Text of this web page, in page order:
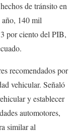
de tránsito en
año, 140 mil
por ciento del PIB,
recomendados por
vehicular. Señaló
y establecer
automotores,
similar al